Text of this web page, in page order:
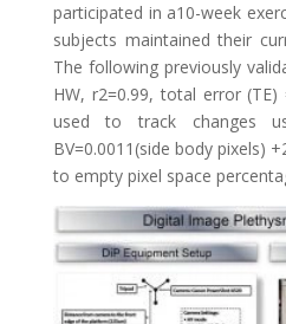
participated in a10-week
subjects maintained their
The following previously
HW, r2=0.99, total error (TE)
used to track changes
BV=0.0011(side body pixels)
to empty pixel space